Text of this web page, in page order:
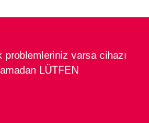
problemleriniz varsa cihazı
LÜTFEN